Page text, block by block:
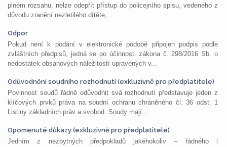
plném rozsahu, nelze odepřít přístup do policejního spisu, vedeného z
důvodu zranění nezletilého dítěte,...
Odpor
Pokud není k podání v elektronické podobě připojen podpis podle
zvláštních předpisů, jedná se po účinnosti zákona č. 298/2016 Sb. o
nedostatek obsahových náležitostí upravených v...
Odůvodnění soudního rozhodnutí (exkluzivně pro předplatitele)
Povinnost soudů řádně odůvodnit svá rozhodnutí představuje jeden z
klíčových prvků práva na soudní ochranu chráněného čl. 36 odst. 1
Listiny základních práv a svobod. Soudy mají...
Opomenuté důkazy (exkluzivně pro předplatitele)
Jedním z nezbytných předpokladů jakéhokoliv – řádného i